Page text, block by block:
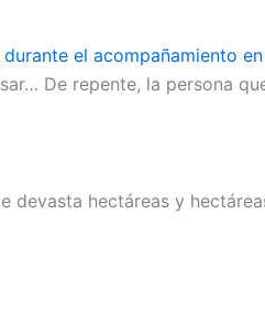
el acompañamiento
De repente, la persona
hectáreas y